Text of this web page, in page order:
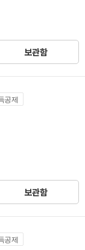
보관함
공제
보관함
공제